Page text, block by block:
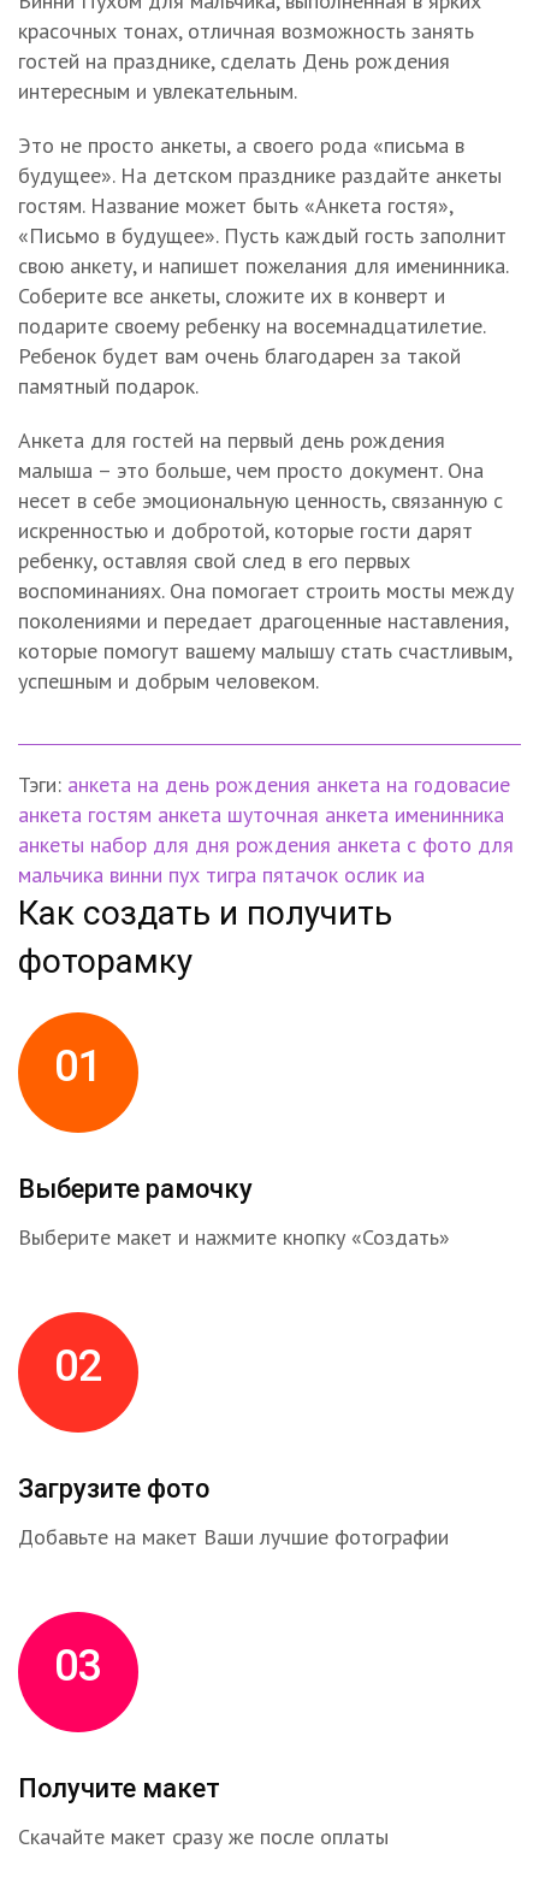
красочных тонах, отличная возможность занять
гостей на празднике, сделать День рождения
интересным и увлекательным.
Это не просто анкеты, а своего рода «письма в
будущее». На детском празднике раздайте анкеты
гостям. Название может быть «Анкета гостя»,
«Письмо в будущее». Пусть каждый гость заполнит
свою анкету, и напишет пожелания для именинника.
Соберите все анкеты, сложите их в конверт и
подарите своему ребенку на восемнадцатилетие.
Ребенок будет вам очень благодарен за такой
памятный подарок.
Анкета для гостей на первый день рождения
малыша – это больше, чем просто документ. Она
несет в себе эмоциональную ценность, связанную с
искренностью и добротой, которые гости дарят
ребенку, оставляя свой след в его первых
воспоминаниях. Она помогает строить мосты между
поколениями и передает драгоценные наставления,
которые помогут вашему малышу стать счастливым,
успешным и добрым человеком.
Тэги: анкета на день рождения анкета на годовасие
анкета гостям анкета шуточная анкета именинника
анкеты набор для дня рождения анкета с фото для
мальчика винни пух тигра пятачок ослик иа
Как создать и получить
фоторамку
01
Выберите рамочку
Выберите макет и нажмите кнопку «Создать»
02
Загрузите фото
Добавьте на макет Ваши лучшие фотографии
03
Получите макет
Скачайте макет сразу же после оплаты